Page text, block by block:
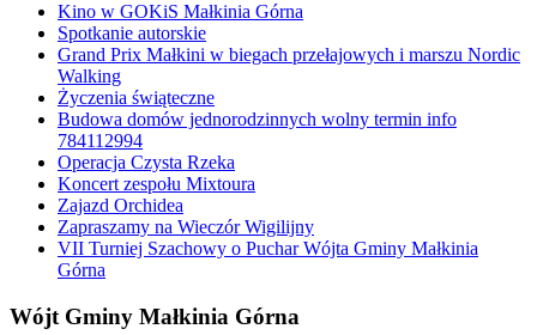
Kino w GOKiS Małkinia Górna
Spotkanie autorskie
Grand Prix Małkini w biegach przełajowych i marszu Nordic
Walking
Życzenia świąteczne
Budowa domów jednorodzinnych wolny termin info
784112994
Operacja Czysta Rzeka
Koncert zespołu Mixtoura
Zajazd Orchidea
Zapraszamy na Wieczór Wigilijny
VII Turniej Szachowy o Puchar Wójta Gminy Małkinia
Górna
Wójt Gminy Małkinia Górna